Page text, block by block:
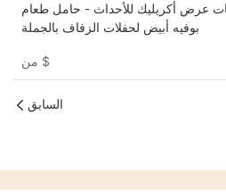
عرض أكريليك للأحداث - حامل طعام
بوفيه أبيض لحفلات الزفاف بالجملة
$
السابق